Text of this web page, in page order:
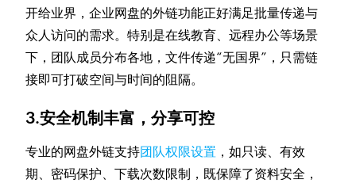
开给业界，企业网盘的外链功能正好满足批量传递与
众人访问的需求。特别是在线教育、远程办公等场景
下，团队成员分布各地，文件传递“无国界”，只需链
接即可打破空间与时间的阻隔。
3.安全机制丰富，分享可控
专业的网盘外链支持团队权限设置 ，如只读、有效
期、密码保护、下载次数限制，既保障了资料安全，